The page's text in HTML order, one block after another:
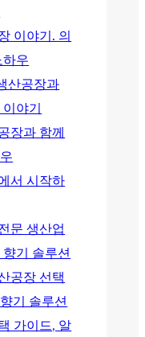
이야기. 의
하우
산공장과
야기
장과 함께
서 시작하
문 생산업
기 솔루션
공장 선택
기 솔루션
가이드, 알